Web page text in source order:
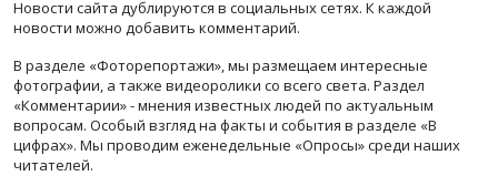
Новости сайта дублируются в социальных сетях. К каждой
новости можно добавить комментарий.
В разделе «Фоторепортажи», мы размещаем интересные
фотографии, а также видеоролики со всего света. Раздел
«Комментарии» - мнения известных людей по актуальным
вопросам. Особый взгляд на факты и события в разделе «В
цифрах». Мы проводим еженедельные «Опросы» среди наших
читателей.